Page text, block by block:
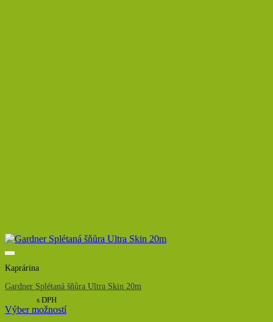
Kaprárina
Gardner Splétaná šňůra Ultra Skin 20m
s DPH
Výber možností